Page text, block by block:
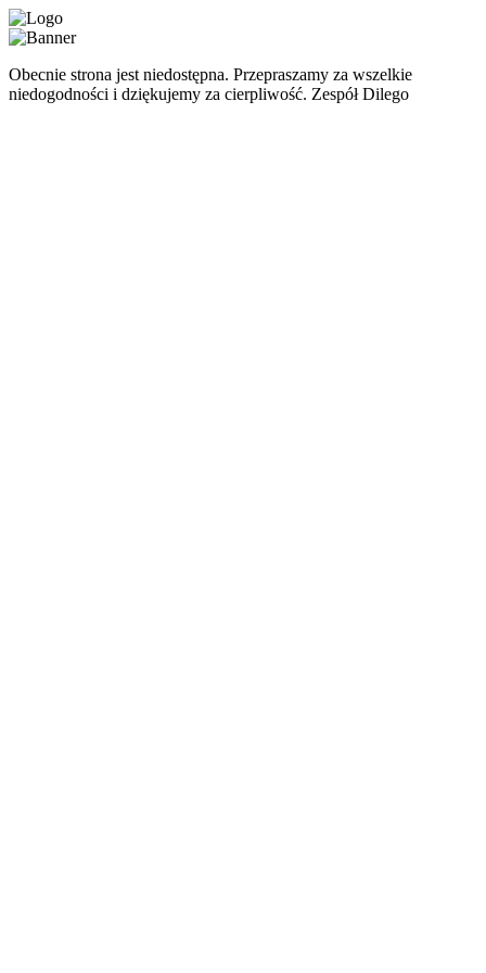
Obecnie strona jest niedostępna. Przepraszamy za wszelkie
niedogodności i dziękujemy za cierpliwość. Zespół Dilego